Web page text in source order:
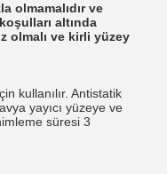
olmamalıdır ve
altında
olmalı ve kirli yüzey
kullanılır. Antistatik
yayıcı yüzeye ve
süresi 3